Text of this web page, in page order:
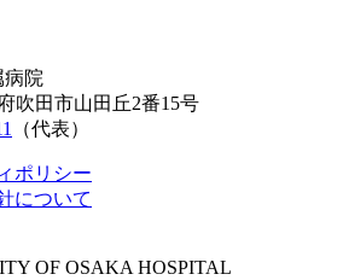
吹田市山田丘2番15号
（代表）
ポリシー
について
OF OSAKA HOSPITAL